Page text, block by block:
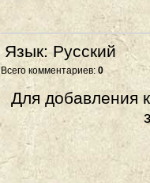
Язык: Русский
Всего комментариев: 0
Для добавления